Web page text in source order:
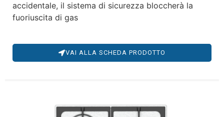
accidentale, il sistema di sicurezza bloccherà la
fuoriuscita di gas
VAI ALLA SCHEDA PRODOTTO